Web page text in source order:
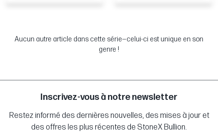
Aucun autre article dans cette série—celui-ci est unique en son
genre !
Inscrivez-vous à notre newsletter
Restez informé des dernières nouvelles, des mises à jour et
des offres les plus récentes de StoneX Bullion.